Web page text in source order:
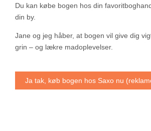
Du kan købe bogen hos din
din by.
Jane og jeg håber, at bogen vil give dig
grin – og lækre madoplevelser.
Ja tak, køb bogen hos Saxo nu